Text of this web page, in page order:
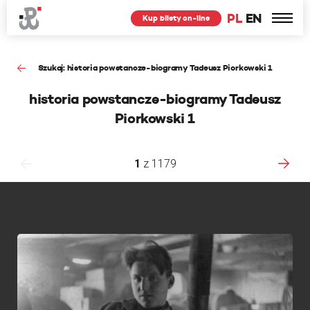
PL EN
Kup bilety on-line
Szukaj: historia powstancze-biogramy Tadeusz Piorkowski 1
historia powstancze-biogramy Tadeusz
Piorkowski 1
1 z 1179